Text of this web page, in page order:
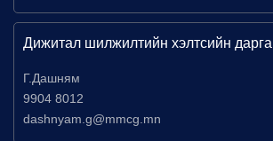
Дижитал шилжилтийн хэлтсийн дарга
Г.Дашням
9904 8012
dashnyam.g@mmcg.mn